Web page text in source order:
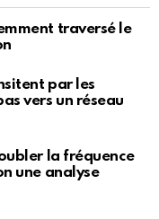
traversé le
par les
vers un réseau
la fréquence
une analyse